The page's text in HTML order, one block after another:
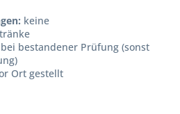
keine
bei bestandener Prüfung (sonst
Ort gestellt